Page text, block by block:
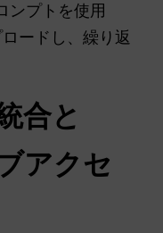
ンプトを使用
ードし、繰り返
合と
アクセ